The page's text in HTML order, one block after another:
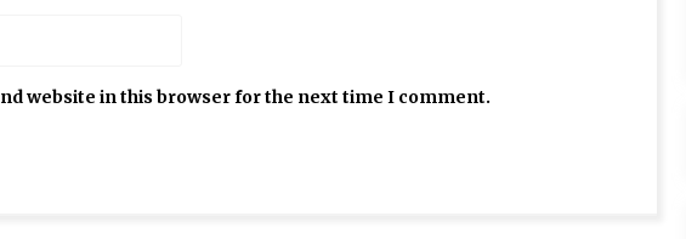
website in this browser for the next time I comment.